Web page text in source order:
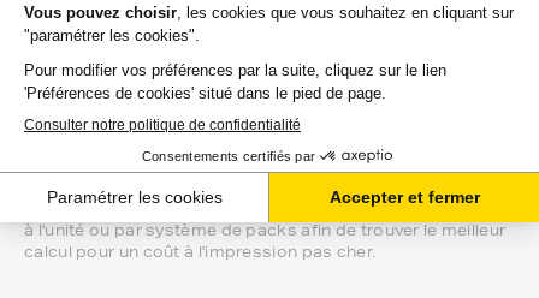
Si avez besoin d'un renseignement ou d'une confirmation
sur les produits pour imprimante PHILIPS, telle qu’une
un de nos conseillers pourra vous guider sur le choix de la
meilleure référence au meilleur prix.
Nous sommes disponibles via votre espace client ou par
Vous aurez la possibilité de choisir entre plusieurs options
et gammes de notre catalogue, afin de trouver la cartouche
adéquate pour votre machine. Nous proposons des rubans
à l'unité ou par système de packs afin de trouver le meilleur
calcul pour un coût à l'impression pas cher.